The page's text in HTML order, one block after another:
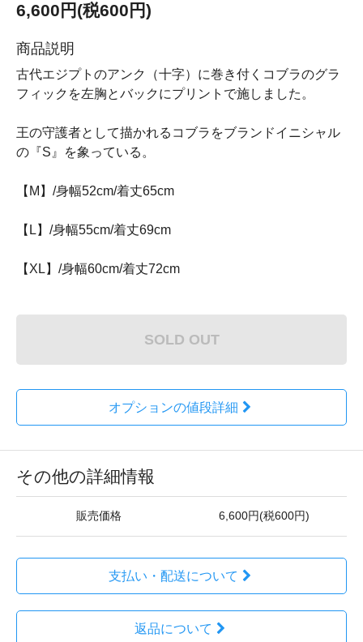
6,600円(税600円)
商品説明
古代エジプトのアンク（十字）に巻き付くコブラのグラ
フィックを左胸とバックにプリントで施しました。
王の守護者として描かれるコブラをブランドイニシャル
の『S』を象っている。
【M】/身幅52cm/着丈65cm
【L】/身幅55cm/着丈69cm
【XL】/身幅60cm/着丈72cm
SOLD OUT
オプションの値段詳細
その他の詳細情報
販売価格 6,600円(税600円)
支払い・配送について
返品について